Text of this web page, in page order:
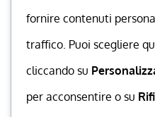
fornire contenuti
traffico. Puoi scegliere
cliccando su
per acconsentire o su